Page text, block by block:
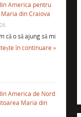
America pentru
din Craiova
că o să ajung să mi
în continuare »
America de Nord
Maria din